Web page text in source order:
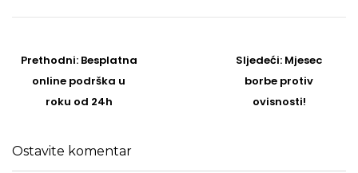
navigation
Prethodni: Prethodni
post
Besplatna
online podrška u
roku od 24h
Sljedeći: Sljedeći
Post
Mjesec
borbe protiv
ovisnosti!
Ostavite komentar